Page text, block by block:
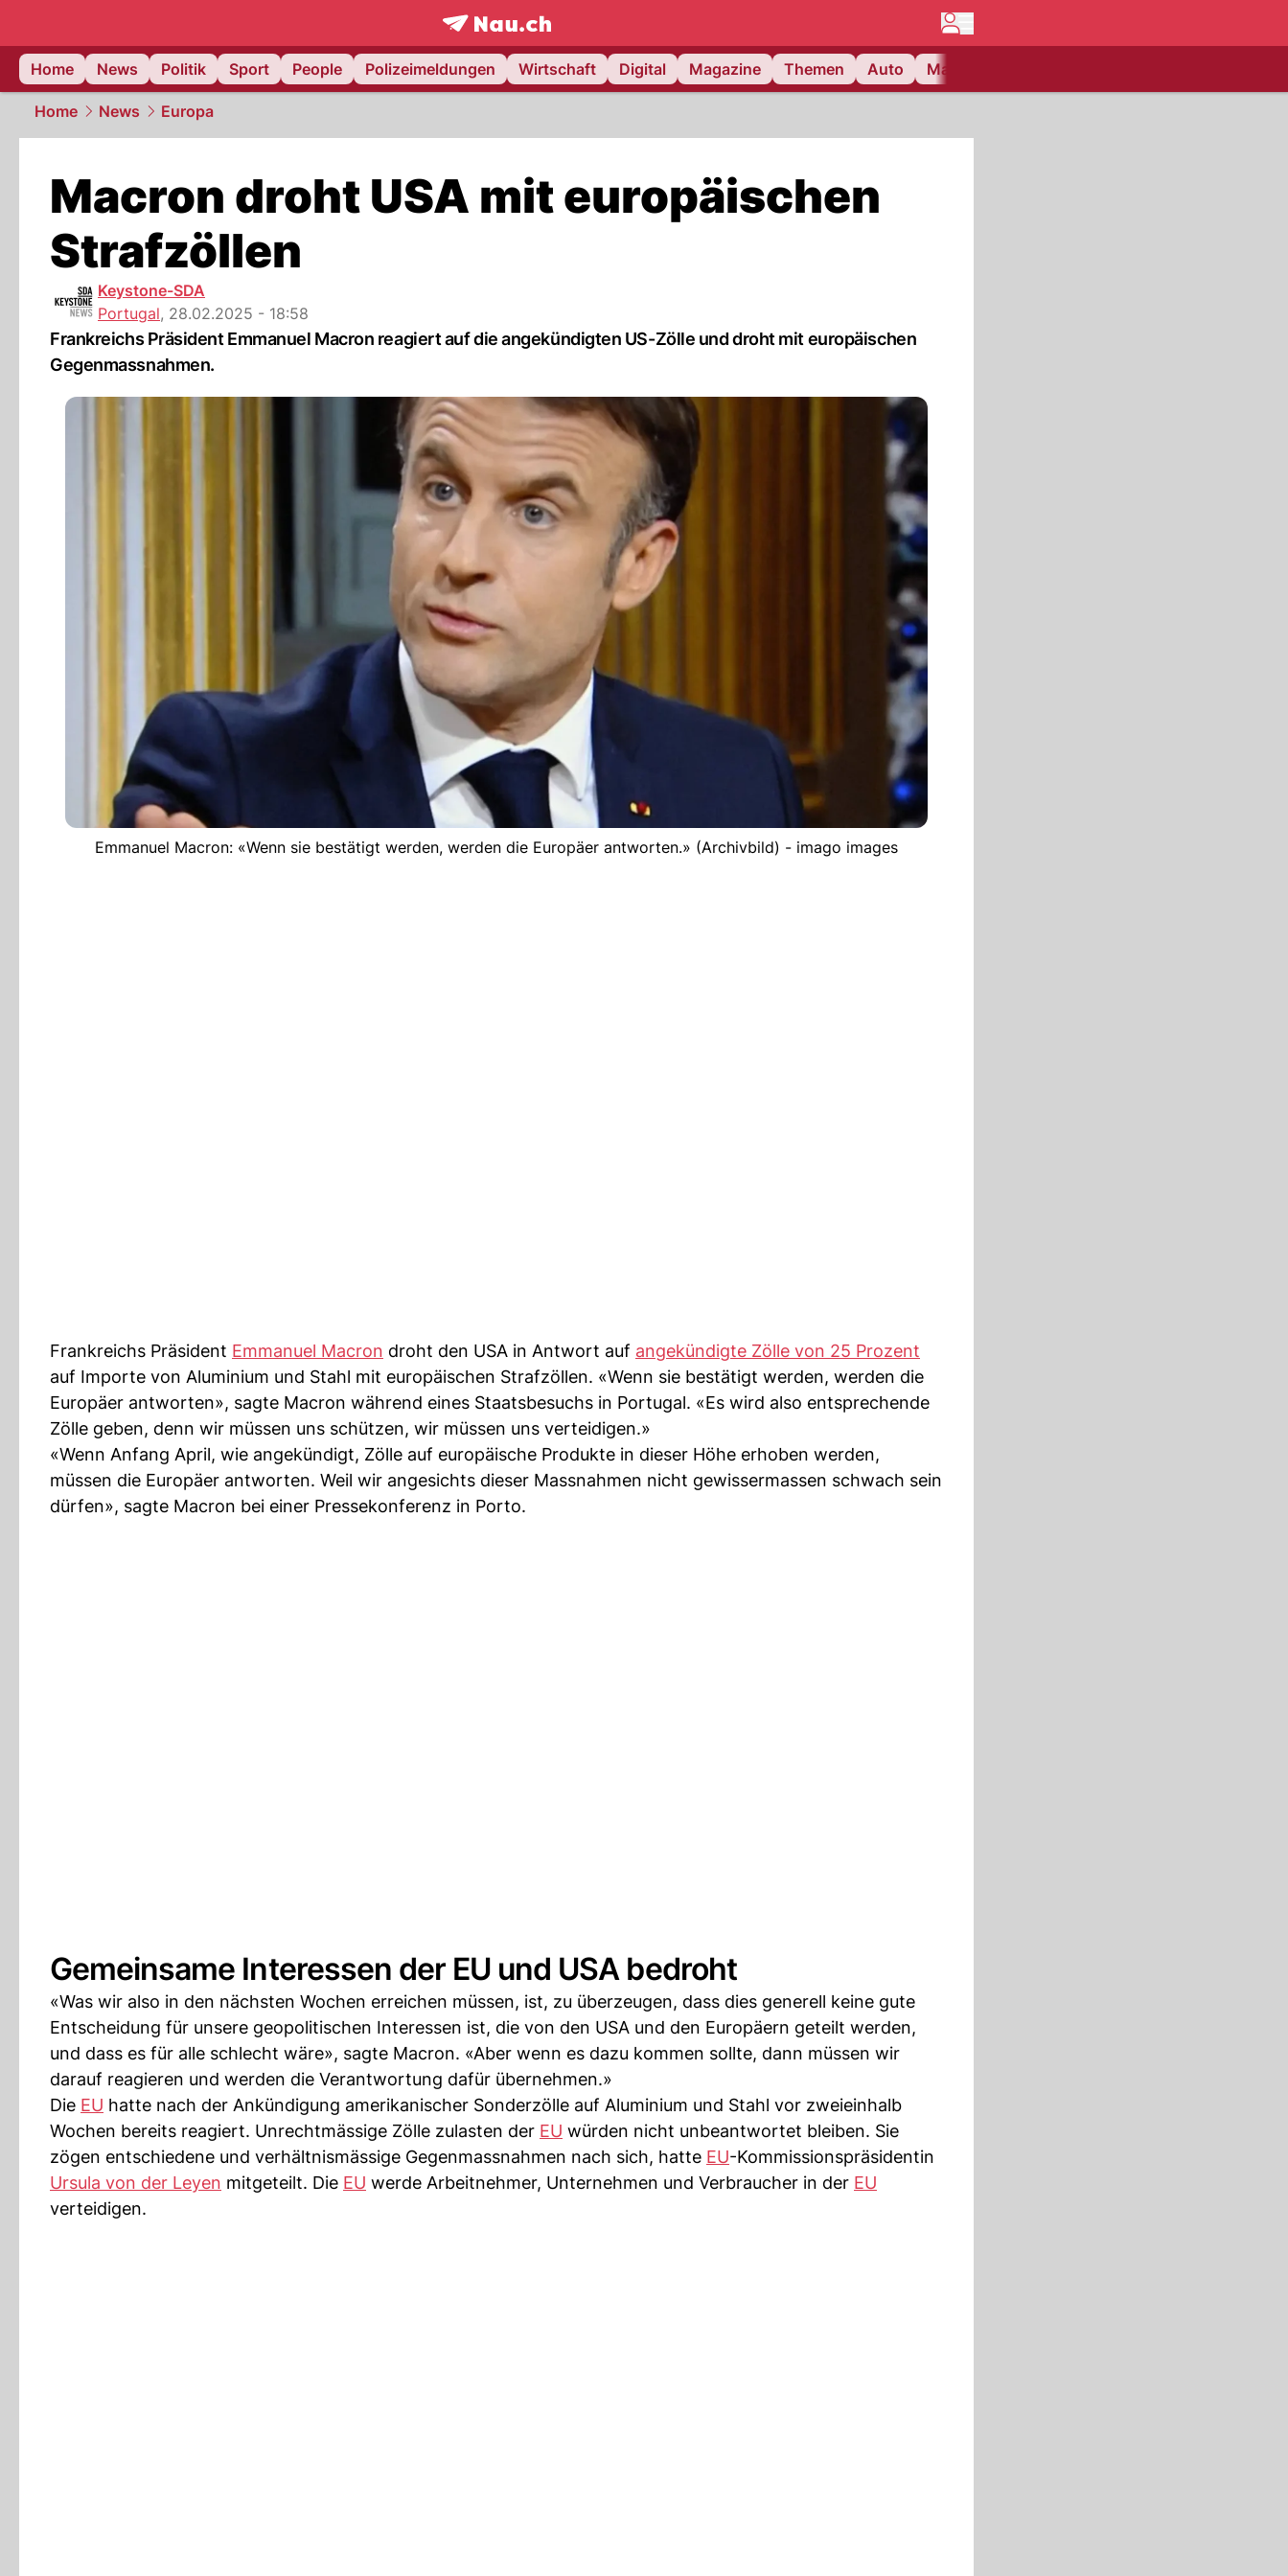
frontpage.NAU.ch
Home
News Politik Sport People Polizeimeldungen Wirtschaft Digital Magazine Themen Auto Matchcenter
Home News Europa
Macron droht USA mit europäischen
Strafzöllen
Keystone-SDA
Portugal, 28.02.2025 - 18:58
Frankreichs Präsident Emmanuel Macron reagiert auf die angekündigten US-Zölle und droht mit europäischen
Gegenmassnahmen.
Emmanuel Macron: «Wenn sie bestätigt werden, werden die Europäer antworten.» (Archivbild) - imago images
Frankreichs Präsident Emmanuel Macron droht den USA in Antwort auf angekündigte Zölle von 25 Prozent
auf Importe von Aluminium und Stahl mit europäischen Strafzöllen. «Wenn sie bestätigt werden, werden die
Europäer antworten», sagte Macron während eines Staatsbesuchs in Portugal. «Es wird also entsprechende
Zölle geben, denn wir müssen uns schützen, wir müssen uns verteidigen.»
«Wenn Anfang April, wie angekündigt, Zölle auf europäische Produkte in dieser Höhe erhoben werden,
müssen die Europäer antworten. Weil wir angesichts dieser Massnahmen nicht gewissermassen schwach sein
dürfen», sagte Macron bei einer Pressekonferenz in Porto.
Gemeinsame Interessen der EU und USA bedroht
«Was wir also in den nächsten Wochen erreichen müssen, ist, zu überzeugen, dass dies generell keine gute
Entscheidung für unsere geopolitischen Interessen ist, die von den USA und den Europäern geteilt werden,
und dass es für alle schlecht wäre», sagte Macron. «Aber wenn es dazu kommen sollte, dann müssen wir
darauf reagieren und werden die Verantwortung dafür übernehmen.»
Die EU hatte nach der Ankündigung amerikanischer Sonderzölle auf Aluminium und Stahl vor zweieinhalb
Wochen bereits reagiert. Unrechtmässige Zölle zulasten der EU würden nicht unbeantwortet bleiben. Sie
zögen entschiedene und verhältnismässige Gegenmassnahmen nach sich, hatte EU-Kommissionspräsidentin
Ursula von der Leyen mitgeteilt. Die EU werde Arbeitnehmer, Unternehmen und Verbraucher in der EU
verteidigen.